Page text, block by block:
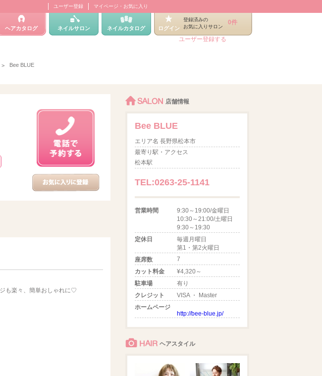
ユーザー登録 マイページ・お気に入り
ヘアカタログ ネイルサロン ネイルカタログ ログイン
登録済みの
お気に入りサロン
0件
ユーザー登録する
> Bee BLUE
も楽々、簡単おしゃれに♡
SALON 店舗情報
Bee BLUE
エリア名 長野県松本市
最寄り駅・アクセス
松本駅
TEL:0263-25-1141
営業時間
9:30～19:00/金曜日
10:30～21:00/土曜日
9:30～19:30
定休日
毎週月曜日
第1・第2火曜日
座席数
7
カット料金
¥4,320～
駐車場
有り
クレジット
VISA ・ Master
ホームページ
http://bee-blue.jp/
HAIR ヘアスタイル